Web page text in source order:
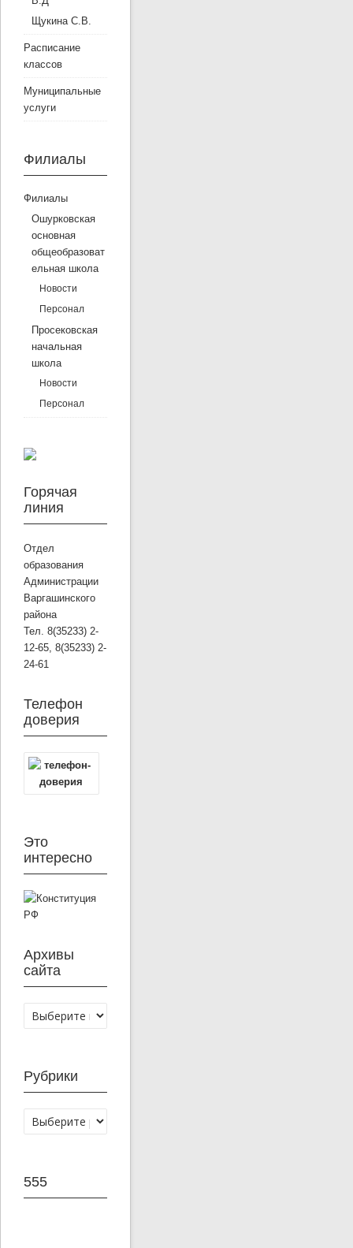
Щукина С.В.
Расписание
классов
Муниципальные
услуги
Филиалы
Филиалы
Ошурковская
основная
общеобразоват
ельная школа
Новости
Персонал
Просековская
начальная
школа
Новости
Персонал
Горячая
линия
Отдел
образования
Администрации
Варгашинского
района
Тел. 8(35233) 2-
12-65, 8(35233) 2-
24-61
Телефон
доверия
Это
интересно
Архивы
сайта
Рубрики
555